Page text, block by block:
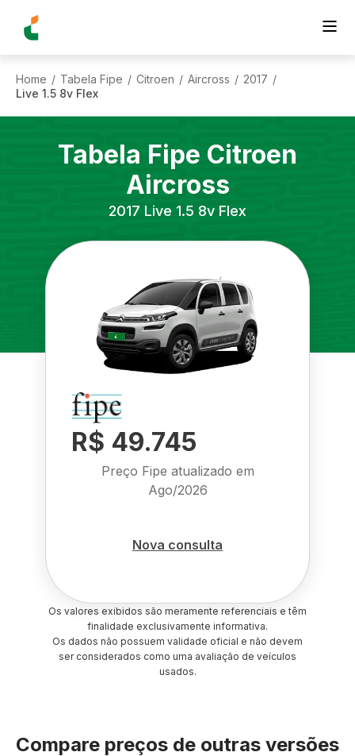
Home / Tabela Fipe / Citroen / Aircross / 2017 /
Live 1.5 8v Flex
Tabela Fipe Citroen
Aircross
2017 Live 1.5 8v Flex
R$ 49.745
Preço Fipe atualizado em
Ago/2026
Nova consulta
Os valores exibidos são meramente referenciais e têm
finalidade exclusivamente informativa.
Os dados não possuem validade oficial e não devem
ser considerados como uma avaliação de veículos
usados.
Compare preços de outras versões